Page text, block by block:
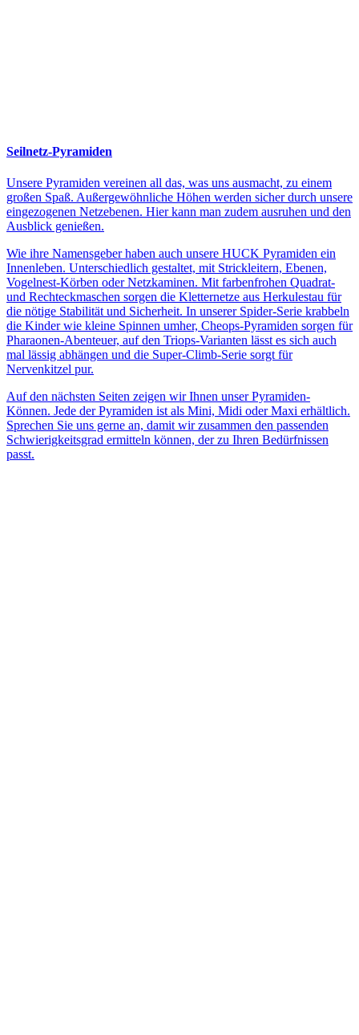
Seilnetz-Pyramiden
Unsere Pyramiden vereinen all das, was uns ausmacht, zu einem
großen Spaß. Außergewöhnliche Höhen werden sicher durch unsere
eingezogenen Netzebenen. Hier kann man zudem ausruhen und den
Ausblick genießen.
Wie ihre Namensgeber haben auch unsere HUCK Pyramiden ein
Innenleben. Unterschiedlich gestaltet, mit Strickleitern, Ebenen,
Vogelnest-Körben oder Netzkaminen. Mit farbenfrohen Quadrat-
und Rechteckmaschen sorgen die Kletternetze aus Herkulestau für
die nötige Stabilität und Sicherheit. In unserer Spider-Serie krabbeln
die Kinder wie kleine Spinnen umher, Cheops-Pyramiden sorgen für
Pharaonen-Abenteuer, auf den Triops-Varianten lässt es sich auch
mal lässig abhängen und die Super-Climb-Serie sorgt für
Nervenkitzel pur.
Auf den nächsten Seiten zeigen wir Ihnen unser Pyramiden-
Können. Jede der Pyramiden ist als Mini, Midi oder Maxi erhältlich.
Sprechen Sie uns gerne an, damit wir zusammen den passenden
Schwierigkeitsgrad ermitteln können, der zu Ihren Bedürfnissen
passt.